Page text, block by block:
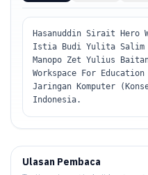
Hasanuddin Sirait Hero
Istia Budi Yulita Salim
Manopo Zet Yulius
Workspace For
Jaringan Komputer
Indonesia.
Ulasan Pembaca